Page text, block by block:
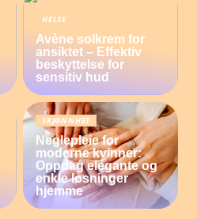
HELSE
Avène solkrem for
ansiktet – Effektiv
beskyttelse for
sensitiv hud
SKJØNNHET
Neglepleie for
moderne kvinner:
Oppdag elegante og
enkle løsninger
hjemme